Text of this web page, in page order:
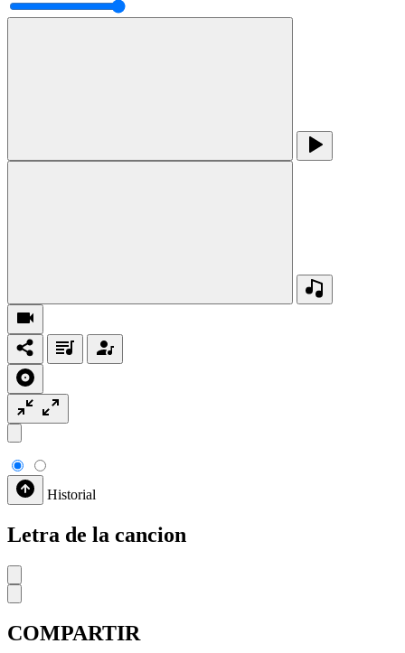
Historial
Letra de la cancion
COMPARTIR